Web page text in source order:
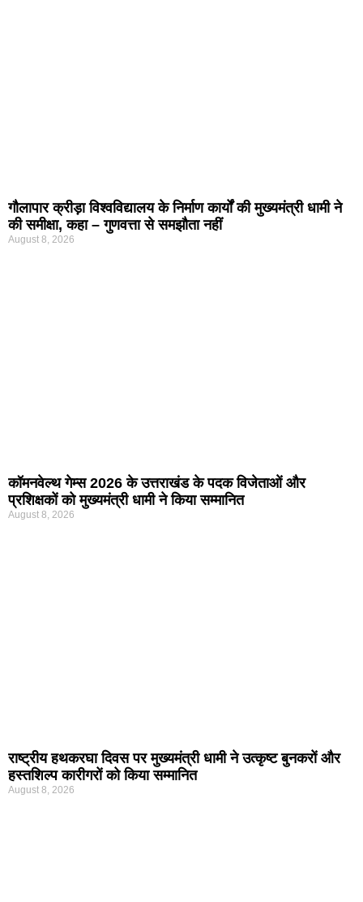
गौलापार क्रीड़ा विश्वविद्यालय के निर्माण कार्यों की मुख्यमंत्री धामी ने
की समीक्षा, कहा – गुणवत्ता से समझौता नहीं
August 8, 2026
कॉमनवेल्थ गेम्स 2026 के उत्तराखंड के पदक विजेताओं और
प्रशिक्षकों को मुख्यमंत्री धामी ने किया सम्मानित
August 8, 2026
राष्ट्रीय हथकरघा दिवस पर मुख्यमंत्री धामी ने उत्कृष्ट बुनकरों और
हस्तशिल्प कारीगरों को किया सम्मानित
August 8, 2026